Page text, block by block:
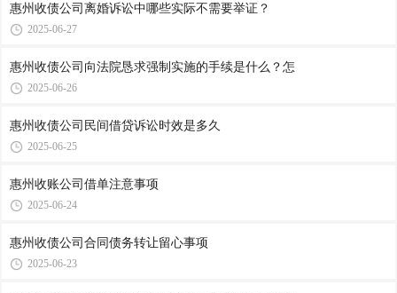
惠州收债公司​离婚诉讼中哪些实际不需要举证？
2025-06-27
惠州收债公司​向法院恳求强制实施的手续是什么？怎
2025-06-26
惠州收债公司​民间借贷诉讼时效是多久
2025-06-25
惠州收账公司​借单注意事项
2025-06-24
惠州收债公司​合同债务转让留心事项
2025-06-23